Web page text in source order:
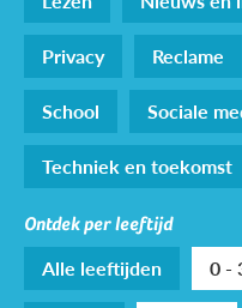
Privacy
Reclame
School
Sociale
Techniek en toekomst
Ontdek per leeftijd
Alle leeftijden 0 -